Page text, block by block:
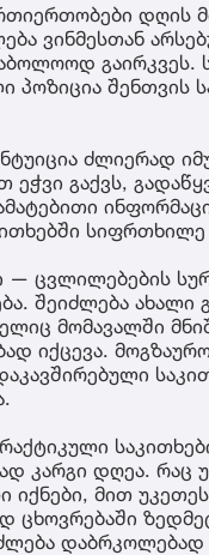
დღის
ვინმესთან
გაირკვეს.
პოზიცია შენთვის
ძლიერად
ეჭვი გაქვს,
სიფრთხილე
— ცვლილებების
შეიძლება ახალი
მომავალში
იქცევა.
კარგი დღეა. რაც
იქნები, მით
ცხოვრებაში
დაბრკოლებად